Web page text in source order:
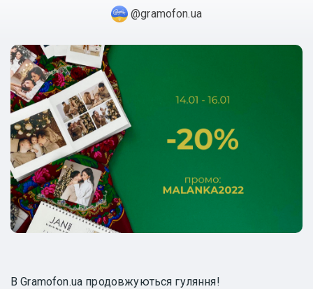
@gramofon.ua
В Gramofon.ua продовжуються гуляння!